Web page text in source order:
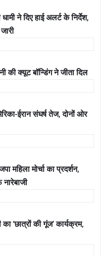
ने दिए हाई अलर्ट के निर्देश,
की क्यूट बॉन्डिंग ने जीता दिल
ईरान संघर्ष तेज, दोनों ओर
महिला मोर्चा का प्रदर्शन,
‘छात्रों की गूंज’ कार्यक्रम,